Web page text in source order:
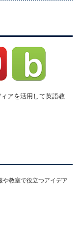
アを活用して英語教
や教室で役立つアイデア